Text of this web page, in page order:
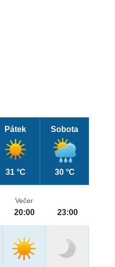
Pátek
31 °C
Sobota
30 °C
Večer
20:00 23:00